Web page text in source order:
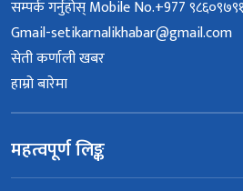
सम्पर्क गर्नुहोस् Mobile No.+977
Gmail-setikarnalikhabar@gmail.com
सेती कर्णाली खबर
हाम्रो बारेमा
महत्वपूर्ण लिङ्क